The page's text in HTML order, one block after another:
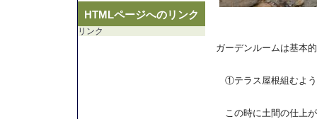
ガーデンルームは基本
①テラス屋根組むよう
この時に土間の仕上
HTMLページへのリンク
リンク